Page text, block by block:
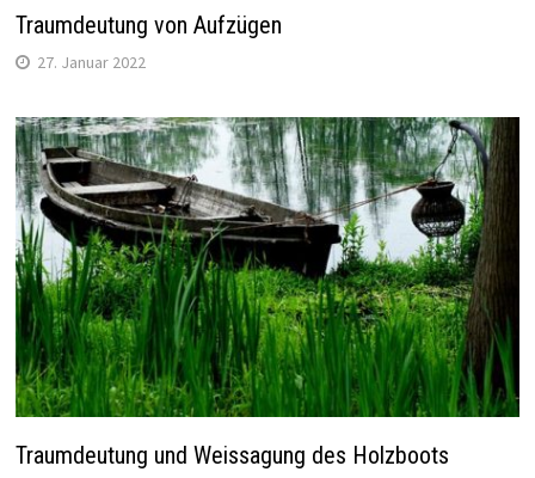
Traumdeutung von Aufzügen
27. Januar 2022
Traumdeutung und Weissagung des Holzboots